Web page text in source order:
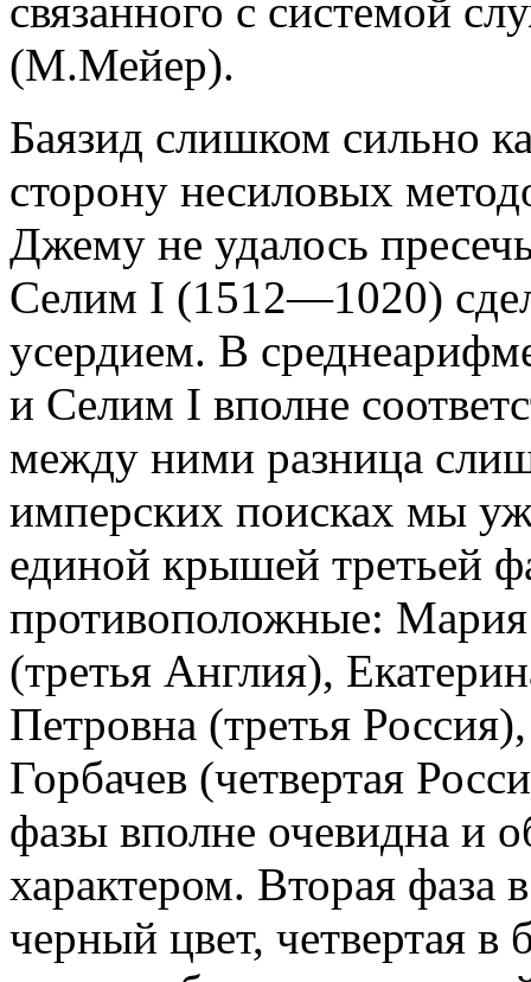
связанного с системой
(М.Мейер).
Баязид слишком сильно
сторону несиловых
Джему не удалось
Селим I (1512—1020)
усердием. В
и Селим I вполне
между ними разница
имперских поисках мы
единой крышей третьей
противоположные: Мария
(третья Англия),
Петровна (третья
Горбачев (четвертая
фазы вполне очевидна и
характером. Вторая фаза
черный цвет, четвертая в